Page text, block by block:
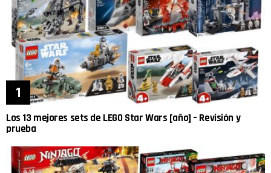
Los 13 mejores sets de LEGO Star Wars [año] – Revisión y
prueba